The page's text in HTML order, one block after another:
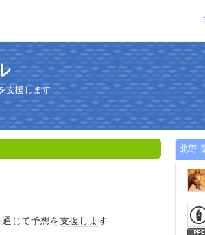
支援します
通じて予想を支援 します
北野